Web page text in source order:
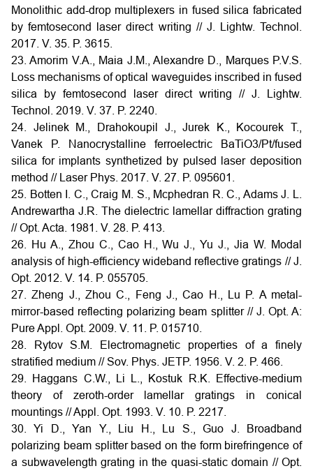
Monolithic add-drop multiplexers in fused silica fabricated
by femtosecond laser direct writing // J. Lightw. Technol.
2017. V. 35. P. 3615.
23. Amorim V.A., Maia J.M., Alexandre D., Marques P.V.S.
Loss mechanisms of optical waveguides inscribed in fused
silica by femtosecond laser direct writing // J. Lightw.
Technol. 2019. V. 37. P. 2240.
24. Jelinek M., Drahokoupil J., Jurek K., Kocourek T.,
Vanek P. Nanocrystalline ferroelectric BaTiO3/Pt/fused
silica for implants synthetized by pulsed laser deposition
method // Laser Phys. 2017. V. 27. P. 095601.
25. Botten I. C., Craig M. S., Mcphedran R. C., Adams J. L.
Andrewartha J.R. The dielectric lamellar diffraction grating
// Opt. Acta. 1981. V. 28. P. 413.
26. Hu A., Zhou C., Cao H., Wu J., Yu J., Jia W. Modal
analysis of high-efficiency wideband reflective gratings // J.
Opt. 2012. V. 14. P. 055705.
27. Zheng J., Zhou C., Feng J., Cao H., Lu P. A metal-
mirror-based reflecting polarizing beam splitter // J. Opt. A:
Pure Appl. Opt. 2009. V. 11. P. 015710.
28. Rytov S.M. Electromagnetic properties of a finely
stratified medium // Sov. Phys. JETP. 1956. V. 2. P. 466.
29. Haggans C.W., Li L., Kostuk R.K. Effective-medium
theory of zeroth-order lamellar gratings in conical
mountings // Appl. Opt. 1993. V. 10. P. 2217.
30. Yi D., Yan Y., Liu H., Lu S., Guo J. Broadband
polarizing beam splitter based on the form birefringence of
a subwavelength grating in the quasi-static domain // Opt.